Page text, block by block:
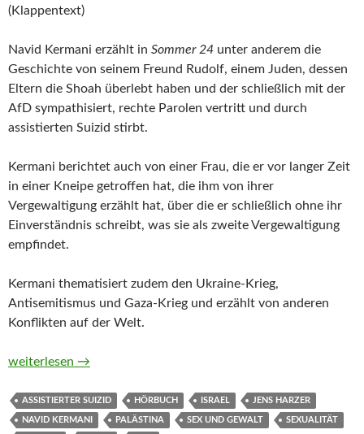
(Klappentext)
Navid Kermani erzählt in Sommer 24 unter anderem die
Geschichte von seinem Freund Rudolf, einem Juden, dessen
Eltern die Shoah überlebt haben und der schließlich mit der
AfD sympathisiert, rechte Parolen vertritt und durch
assistierten Suizid stirbt.
Kermani berichtet auch von einer Frau, die er vor langer Zeit
in einer Kneipe getroffen hat, die ihm von ihrer
Vergewaltigung erzählt hat, über die er schließlich ohne ihr
Einverständnis schreibt, was sie als zweite Vergewaltigung
empfindet.
Kermani thematisiert zudem den Ukraine-Krieg,
Antisemitismus und Gaza-Krieg und erzählt von anderen
Konflikten auf der Welt.
Sommer 24 von Navid Kermani (Hörbuch)
weiterlesen →
ASSISTIERTER SUIZID HÖRBUCH ISRAEL JENS HARZER
NAVID KERMANI PALÄSTINA SEX UND GEWALT SEXUALITÄT